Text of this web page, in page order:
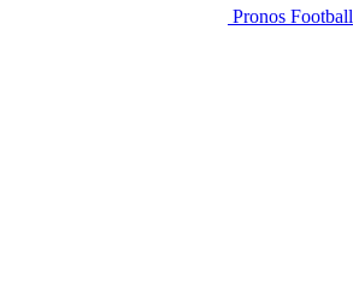
Pronos Football